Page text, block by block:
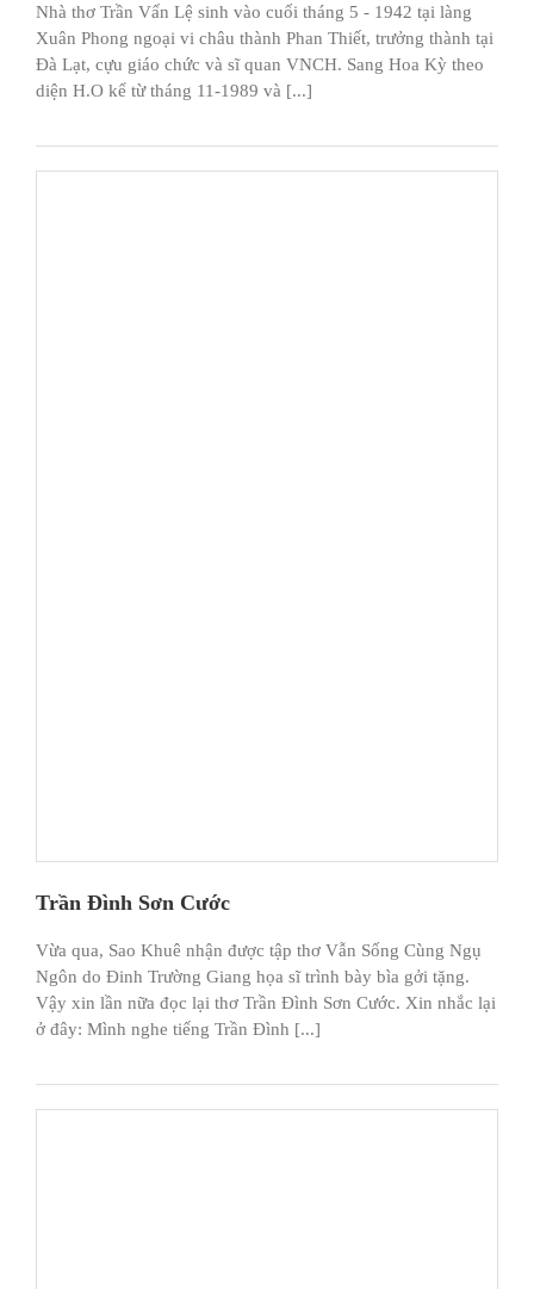
Nhà thơ Trần Vấn Lệ sinh vào cuối tháng 5 - 1942 tại làng
Xuân Phong ngoại vi châu thành Phan Thiết, trưởng thành tại
Đà Lạt, cựu giáo chức và sĩ quan VNCH. Sang Hoa Kỳ theo
diện H.O kể từ tháng 11-1989 và [...]
Trần Đình Sơn Cước
Vừa qua, Sao Khuê nhận được tập thơ Vẫn Sống Cùng Ngụ
Ngôn do Đinh Trường Giang họa sĩ trình bày bìa gởi tặng.
Vậy xin lần nữa đọc lại thơ Trần Đình Sơn Cước. Xin nhắc lại
ở đây: Mình nghe tiếng Trần Đình [...]